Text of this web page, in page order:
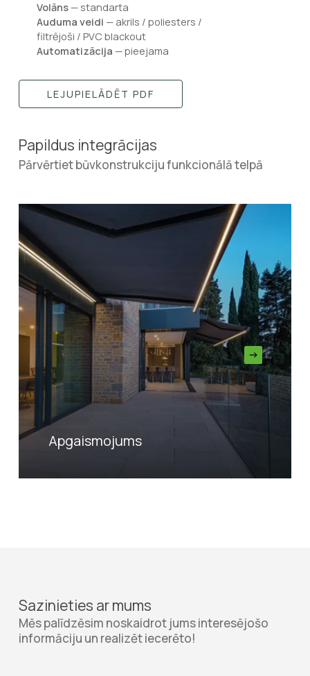
Volāns— standarta
Auduma veidi — akrils / poliesters /
filtrējoši / PVC blackout
Automatizācija — pieejama
LEJUPIELĀDĒT PDF
Papildus integrācijas
Pārvērtiet būvkonstrukciju funkcionālā telpā
Apgaismojums
Sazinieties ar mums
Mēs palīdzēsim noskaidrot jums interesējošo
informāciju un realizēt iecerēto!